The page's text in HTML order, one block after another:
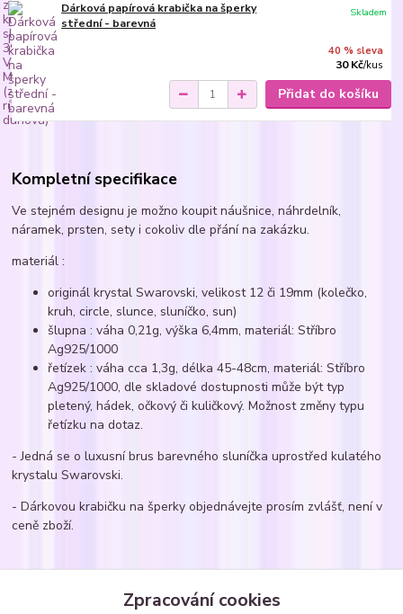
Dárková papírová krabička na šperky
střední - barevná
40 % sleva
30 Kč/kus
Skladem
Přidat do košíku
Kompletní specifikace
Ve stejném designu je možno koupit náušnice, náhrdelník,
náramek, prsten, sety i cokoliv dle přání na zakázku.
materiál :
originál krystal Swarovski, velikost 12 či 19mm (kolečko,
kruh, circle, slunce, sluníčko, sun)
šlupna : váha 0,21g, výška 6,4mm, materiál: Stříbro
Ag925/1000
řetízek : váha cca 1,3g, délka 45-48cm, materiál: Stříbro
Ag925/1000, dle skladové dostupnosti může být typ
pletený, hádek, očkový či kuličkový. Možnost změny typu
řetízku na dotaz.
- Jedná se o luxusní brus barevného sluníčka uprostřed kulatého
krystalu Swarovski.
- Dárkovou krabičku na šperky objednávejte prosím zvlášť, není v
ceně zboží.
Zboží zařazeno v kategoriích
Zpracování cookies